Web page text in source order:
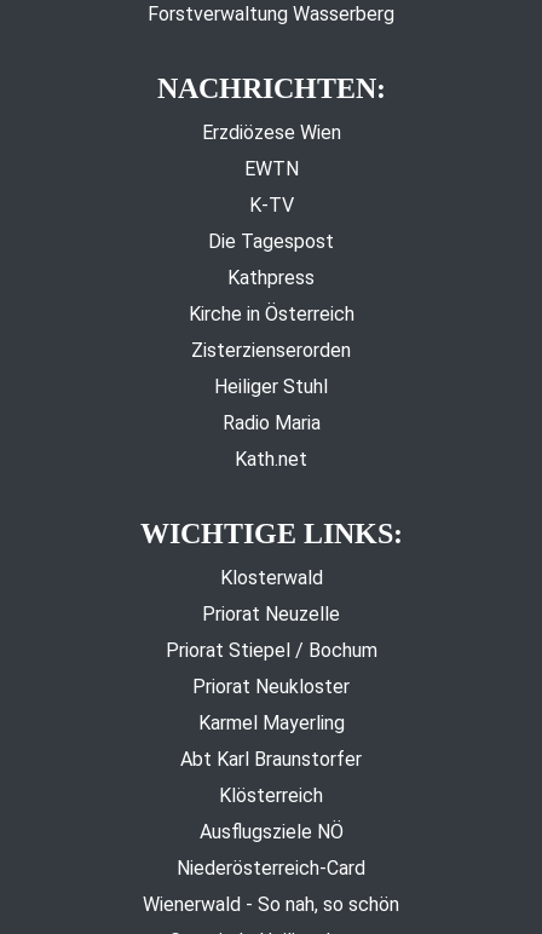
Forstverwaltung Wasserberg
NACHRICHTEN:
Erzdiözese Wien
EWTN
K-TV
Die Tagespost
Kathpress
Kirche in Österreich
Zisterzienserorden
Heiliger Stuhl
Radio Maria
Kath.net
WICHTIGE LINKS:
Klosterwald
Priorat Neuzelle
Priorat Stiepel / Bochum
Priorat Neukloster
Karmel Mayerling
Abt Karl Braunstorfer
Klösterreich
Ausflugsziele NÖ
Niederösterreich-Card
Wienerwald - So nah, so schön